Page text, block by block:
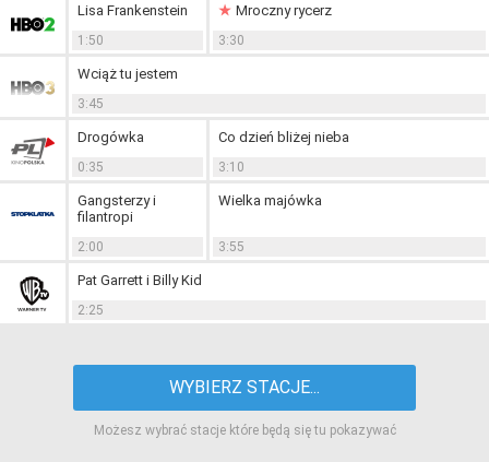
Lisa Frankenstein
1:50
Mroczny rycerz
3:30
Wciąż tu jestem
3:45
Drogówka
0:35
Co dzień bliżej nieba
3:10
Gangsterzy i
filantropi
2:00
Wielka majówka
3:55
Pat Garrett i Billy Kid
2:25
WYBIERZ STACJE...
Możesz wybrać stacje które będą się tu pokazywać